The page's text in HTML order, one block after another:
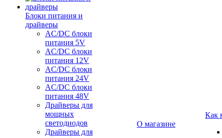
Блоки питания и
драйверы
AC/DC блоки
питания 5V
AC/DC блоки
питания 12V
AC/DC блоки
питания 24V
AC/DC блоки
питания 48V
Драйверы для
мощных
светодиодов
Драйверы для
О магазине
Как